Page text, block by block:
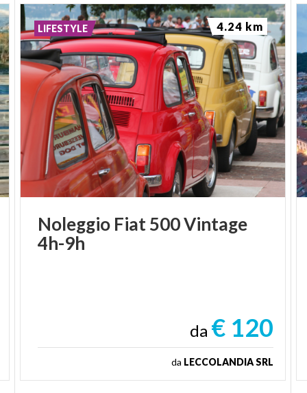
Noleggio Fiat500Vintage
4h-9h
da € 120
da LECCOLANDIA SRL
LIFESTYLE 4.24 km